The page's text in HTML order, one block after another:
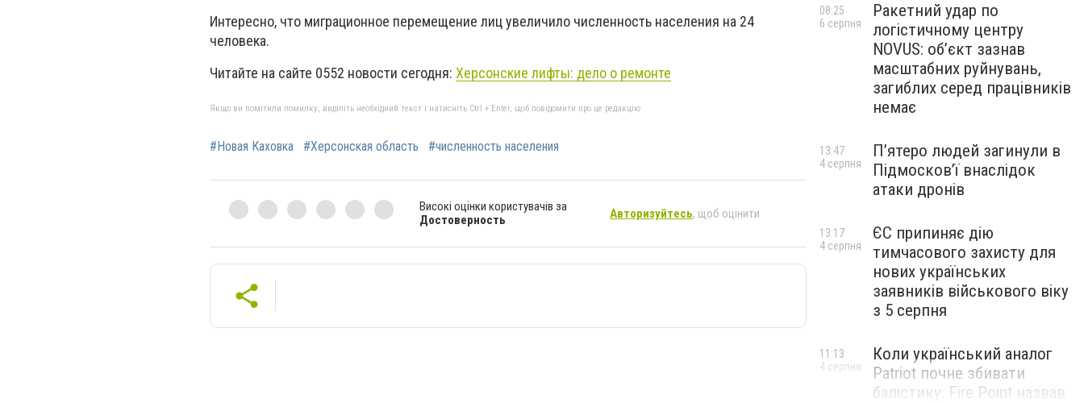
Интересно, что миграционное перемещение лиц увеличило численность населения на 24
человека.
Читайте на сайте 0552 новости сегодня: Херсонские лифты: дело о ремонте
Якщо ви помітили помилку, виділіть необхідний текст і натисніть Ctrl + Enter, щоб повідомити про це редакцію
#Новая Каховка #Херсонская область #численность населения
Високі оцінки користувачів за
Достоверность
Авторизуйтесь, щоб оцінити
Ракетний удар по
логістичному центру
NOVUS: об’єкт зазнав
масштабних руйнувань,
загиблих серед працівників
немає
08:25
6 серпня
П’ятеро людей загинули в
Підмосков’ї внаслідок
атаки дронів
13:47
4 серпня
ЄС припиняє дію
тимчасового захисту для
нових українських
заявників військового віку
з 5 серпня
13:17
4 серпня
Коли український аналог
Patriot почне збивати
балістику: Fire Point назвав
11:13
4 серпня